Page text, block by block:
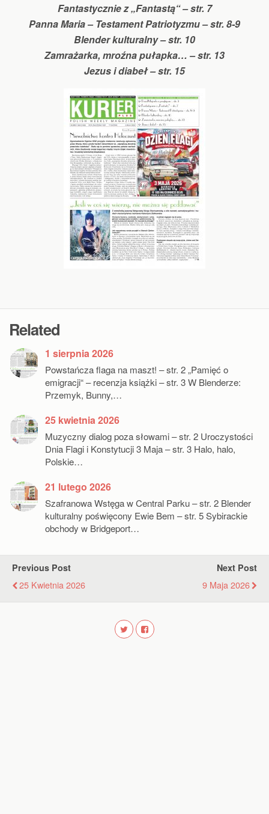
Fantastycznie z „Fantastą“ – str. 7
Panna Maria – Testament Patriotyzmu – str. 8-9
Blender kulturalny – str. 10
Zamrażarka, mroźna pułapka… – str. 13
Jezus i diabeł – str. 15
Related
1 sierpnia 2026
Powstańcza flaga na maszt! – str. 2 „Pamięć o
emigracji“ – recenzja książki – str. 3 W Blenderze:
Przemyk, Bunny,…
25 kwietnia 2026
Muzyczny dialog poza słowami – str. 2 Uroczystości
Dnia Flagi i Konstytucji 3 Maja – str. 3 Halo, halo,
Polskie…
21 lutego 2026
Szafranowa Wstęga w Central Parku – str. 2 Blender
kulturalny poświęcony Ewie Bem – str. 5 Sybirackie
obchody w Bridgeport…
Previous Post
25 Kwietnia 2026
Next Post
9 Maja 2026